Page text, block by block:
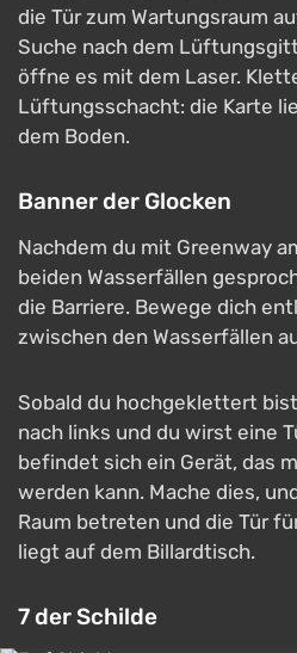
die Tür zum Wartungsraum
Suche nach dem
öffne es mit dem Laser.
Lüftungsschacht: die Karte
dem Boden.
Banner der Glocken
Nachdem du mit Greenway
beiden Wasserfällen
die Barriere. Bewege dich
zwischen den Wasserfällen
Sobald du hochgeklettert
nach links und du wirst eine
befindet sich ein Gerät, das
werden kann. Mache dies,
Raum betreten und die Tür
liegt auf dem Billardtisch.
7 der Schilde